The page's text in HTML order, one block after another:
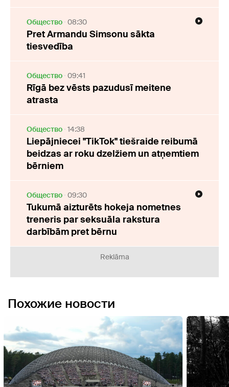
Oбщество 08:30
Pret Armandu Simsonu sākta
tiesvedība
Oбщество 09:41
Rīgā bez vēsts pazudusī meitene
atrasta
Oбщество 14:38
Liepājniecei "TikTok" tiešraide reibumā
beidzas ar roku dzelžiem un atņemtiem
bērniem
Oбщество 09:30
Tukumā aizturēts hokeja nometnes
treneris par seksuāla rakstura
darbībām pret bērnu
Reklāma
Похожие новости